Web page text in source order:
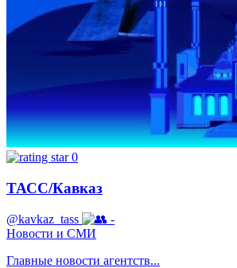
0
ТАСС/Кавказ
@kavkaz_tass
-
Новости и СМИ
Главные новости агентств...